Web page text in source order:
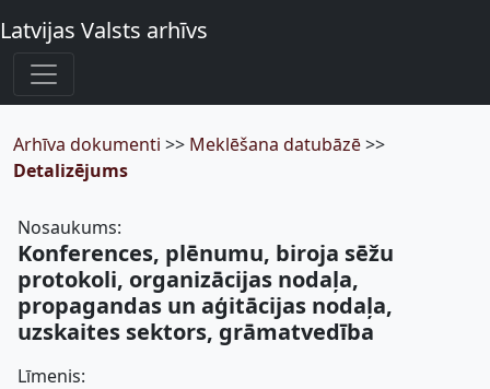
Latvijas Valsts arhīvs
Arhīva dokumenti >> Meklēšana datubāzē>>
Detalizējums
Nosaukums:
Konferences, plēnumu, biroja sēžu
protokoli, organizācijas nodaļa,
propagandas un aģitācijas nodaļa,
uzskaites sektors, grāmatvedība
Līmenis: